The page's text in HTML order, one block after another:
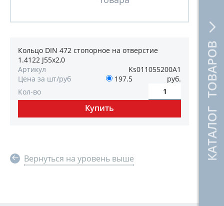
КАТАЛОГ ТОВАРОВ
Кольцо DIN 472 стопорное на отверстие
1.4122 J55х2,0
Артикул
Ks011055200А1
Цена за шт/руб
197.5
руб.
Кол-во
Вернуться на уровень выше